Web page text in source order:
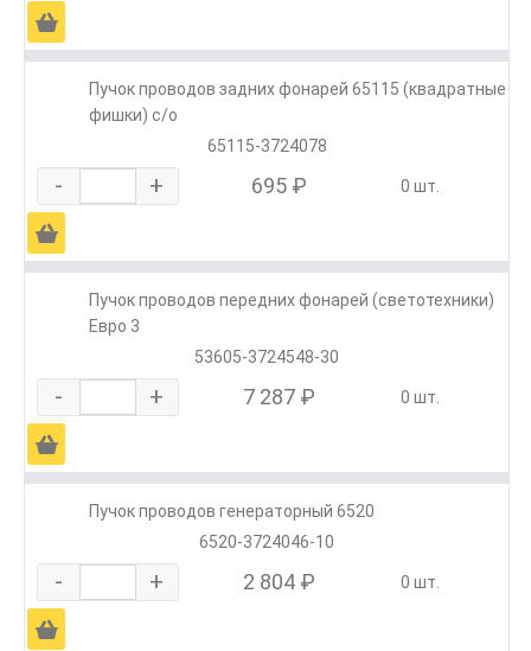
Ä
Пучок проводов задних фонарей 65115 (квадратные
фишки) с/о
65115-3724078
- + 695 ₽ 0 шт.
Ä
Пучок проводов передних фонарей (светотехники)
Евро 3
53605-3724548-30
- + 7 287 ₽ 0 шт.
Ä
Пучок проводов генераторный 6520
6520-3724046-10
- + 2 804 ₽ 0 шт.
Ä